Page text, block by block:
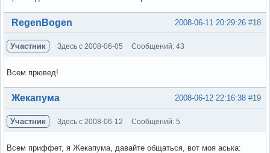
Вне форума #18
2008-06-11 20:29:26
RegenBogen
Участник Здесь с 2008-06-05 Сообщений: 43
Всем прювед!
Вне форума #19
2008-06-12 22:16:38
Жекапума
Участник Здесь с 2008-06-12 Сообщений: 5
Всем приффет, я Жекапума, давайте общаться, вот моя аська: